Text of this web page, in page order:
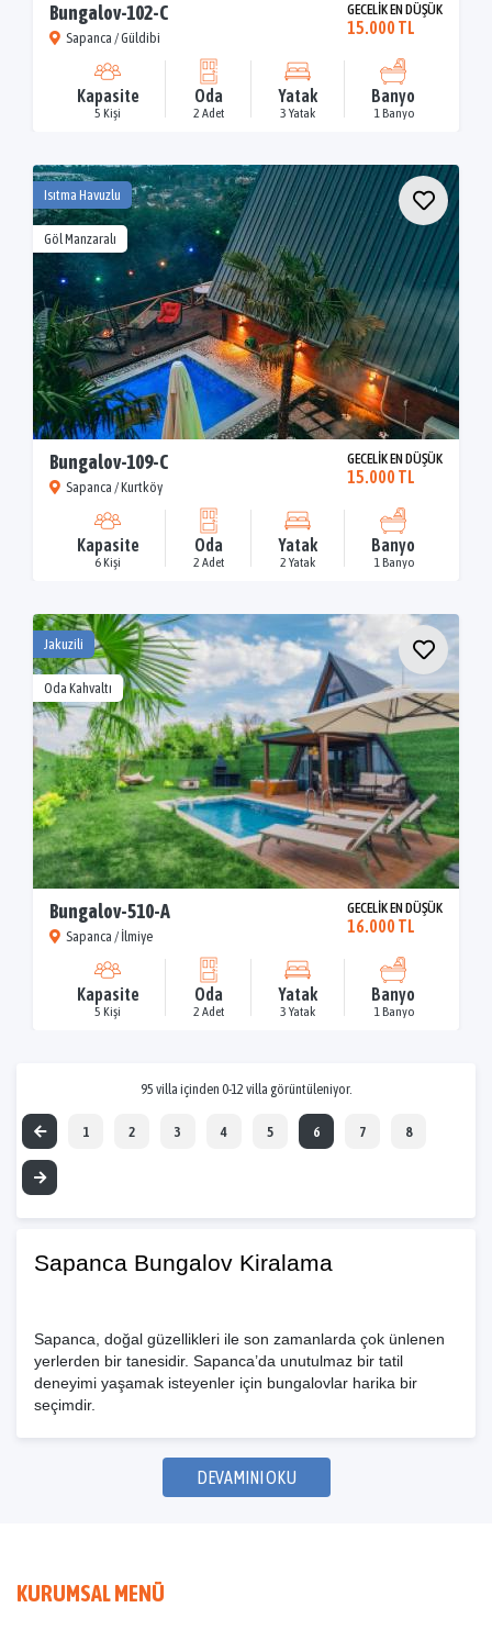
Bungalov-102-C
Sapanca / Güldibi
GECELİK EN DÜŞÜK
15.000 TL
Kapasite
5 Kişi
Oda
2 Adet
Yatak
3 Yatak
Banyo
1 Banyo
Isıtma Havuzlu
Göl Manzaralı
Bungalov-109-C
Sapanca / Kurtköy
GECELİK EN DÜŞÜK
15.000 TL
Kapasite
6 Kişi
Oda
2 Adet
Yatak
2 Yatak
Banyo
1 Banyo
Jakuzili
Oda Kahvaltı
Bungalov-510-A
Sapanca / İlmiye
GECELİK EN DÜŞÜK
16.000 TL
Kapasite
5 Kişi
Oda
2 Adet
Yatak
3 Yatak
Banyo
1 Banyo
95 villa içinden 0-12 villa görüntüleniyor.
1 2 3 4 5 6 7 8
Sapanca Bungalov Kiralama
Sapanca, doğal güzellikleri ile son zamanlarda çok ünlenen
yerlerden bir tanesidir. Sapanca’da unutulmaz bir tatil
deneyimi yaşamak isteyenler için bungalovlar harika bir
seçimdir.
farklı olarak bungalovların doğal malzemelerden yapılması
ve modern tasarım ile geleneksel konaklamalardan farklıdır.
DEVAMINI OKU
KURUMSAL MENÜ